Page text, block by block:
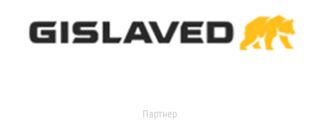
Партнер